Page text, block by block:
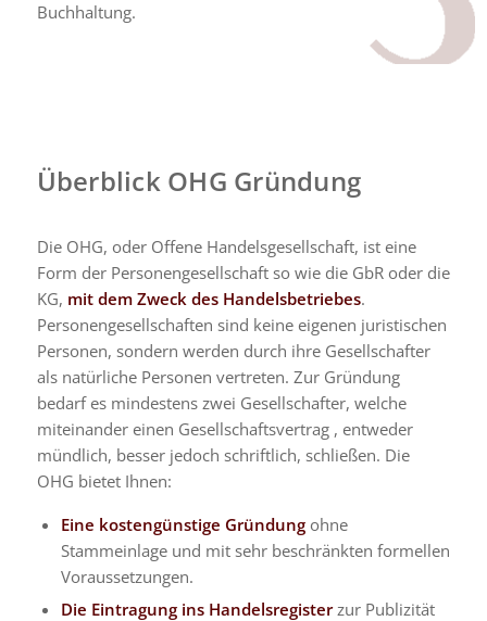
Buchhaltung.
Überblick OHG Gründung
Die OHG, oder Offene Handelsgesellschaft, ist eine
Form der Personengesellschaft so wie die GbR oder die
KG, mit dem Zweck des Handelsbetriebes.
Personengesellschaften sind keine eigenen juristischen
Personen, sondern werden durch ihre Gesellschafter
als natürliche Personen vertreten. Zur Gründung
bedarf es mindestens zwei Gesellschafter, welche
miteinander einen Gesellschaftsvertrag , entweder
mündlich, besser jedoch schriftlich, schließen. Die
OHG bietet Ihnen:
Eine kostengünstige Gründungohne
Stammeinlage und mit sehr beschränkten formellen
Voraussetzungen.
Die Eintragung ins Handelsregisterzur Publizität